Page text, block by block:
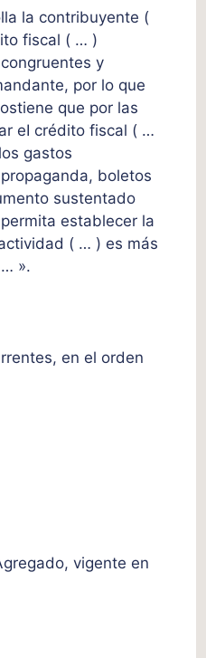
la contribuyente (
fiscal ( … )
y
por lo que
que por las
eI crédito fiscal ( …
gastos
boletos
sustentado
establecer la
( … ) es más
».
en el orden
vigente en